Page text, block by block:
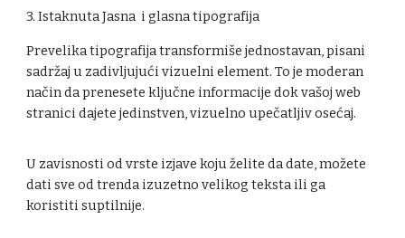
3. Istaknuta Jasna i glasna tipografija
Prevelika tipografija transformiše jednostavan, pisani
sadržaj u zadivljujući vizuelni element. To je moderan
način da prenesete ključne informacije dok vašoj web
stranici dajete jedinstven, vizuelno upečatljiv osećaj.
U zavisnosti od vrste izjave koju želite da date, možete
dati sve od trenda izuzetno velikog teksta ili ga
koristiti suptilnije.